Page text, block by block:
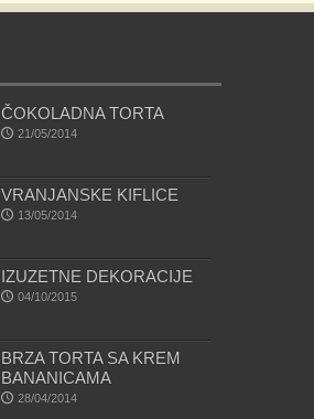
ČOKOLADNA TORTA
21/05/2014
VRANJANSKE KIFLICE
13/05/2014
IZUZETNE DEKORACIJE
04/10/2015
BRZA TORTA SA KREM
BANANICAMA
28/04/2014